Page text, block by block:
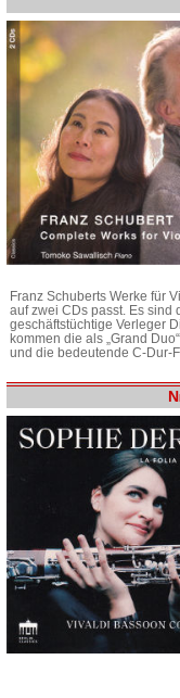
Franz Schuberts Werke für
auf zwei CDs passt. Es
geschäftstüchtige Verleger
kommen die als „Grand
und die bedeutende C-Dur-